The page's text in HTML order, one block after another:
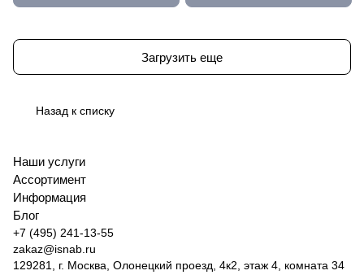
Загрузить еще
Назад к списку
Наши услуги
Ассортимент
Информация
Блог
+7 (495) 241-13-55
zakaz@isnab.ru
129281, г. Москва, Олонецкий проезд, 4к2, этаж 4, комната 34